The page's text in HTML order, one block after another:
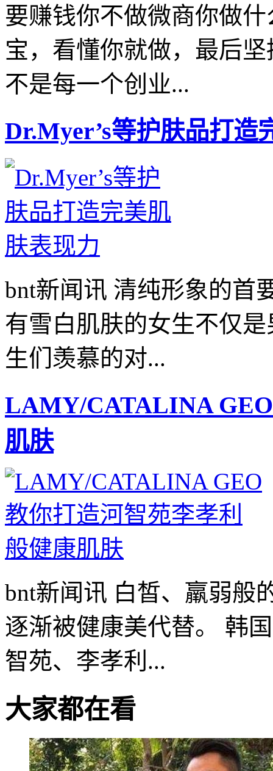
要赚钱你不做微商你做
宝，看懂你就做，最后
不是每一个创业...
Dr.Myer’s等护肤品打造
bnt新闻讯 清纯形象的首
有雪白肌肤的女生不仅
生们羡慕的对...
LAMY/CATALINA
肌肤
bnt新闻讯 白皙、羸弱般
逐渐被健康美代替。 韩
智苑、李孝利...
大家都在看